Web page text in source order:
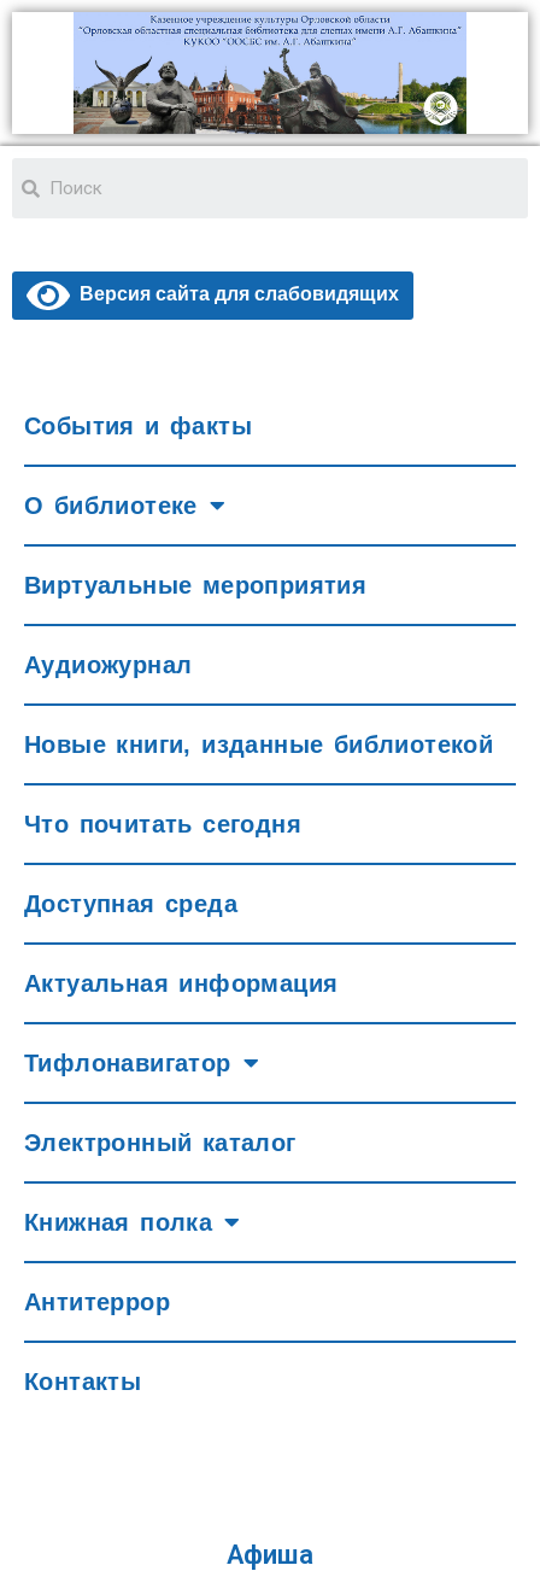
Версия сайта для слабовидящих
События и факты
О библиотеке
Виртуальные мероприятия
Аудиожурнал
Новые книги, изданные библиотекой
Что почитать сегодня
Доступная среда
Актуальная информация
Тифлонавигатор
Электронный каталог
Книжная полка
Антитеррор
Контакты
Афиша